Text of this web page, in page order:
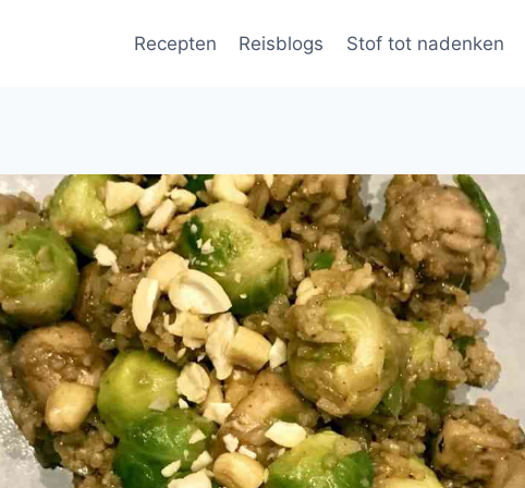
Recepten Reisblogs Stof tot nadenken